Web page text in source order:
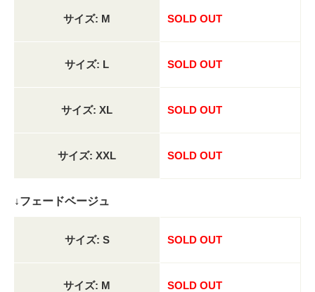
サイズ: M SOLD OUT
サイズ: L SOLD OUT
サイズ: XL SOLD OUT
サイズ: XXL SOLD OUT
↓フェードベージュ
サイズ: S SOLD OUT
サイズ: M SOLD OUT